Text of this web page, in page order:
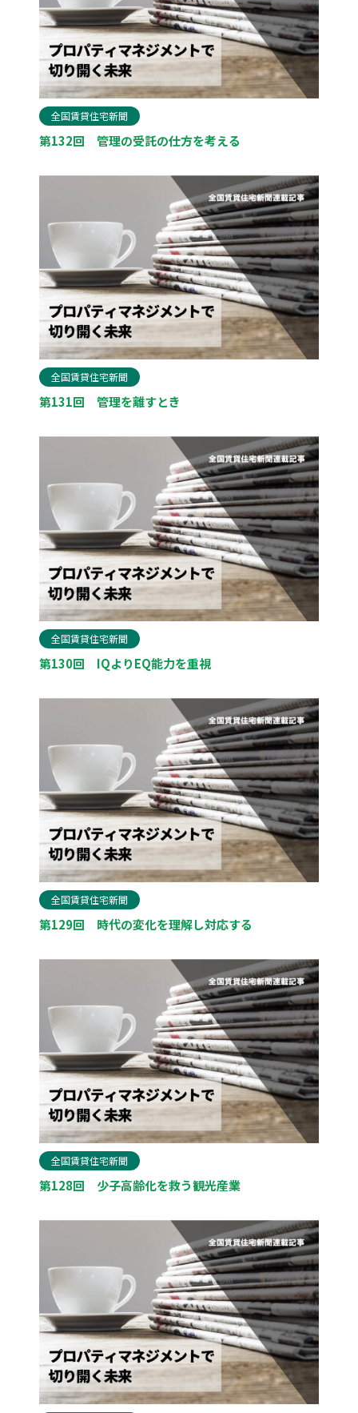
全国賃貸住宅新聞
第132回 管理の受託の仕方を考える
全国賃貸住宅新聞
第131回 管理を離すとき
全国賃貸住宅新聞
第130回 IQよりEQ能力を重視
全国賃貸住宅新聞
第129回 時代の変化を理解し対応する
全国賃貸住宅新聞
第128回 少子高齢化を救う観光産業